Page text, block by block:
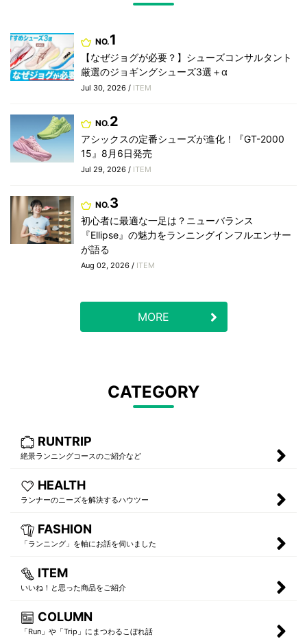
NO.1
【なぜジョグが必要？】シューズコンサルタント
厳選のジョギングシューズ3選＋α
Jul 30, 2026 / ITEM
NO.2
アシックスの定番シューズが進化！『GT-2000
15』8月6日発売
Jul 29, 2026 / ITEM
NO.3
初心者に最適な一足は？ニューバランス
『Ellipse』の魅力をランニングインフルエンサー
が語る
Aug 02, 2026 / ITEM
MORE
CATEGORY
RUNTRIP
絶景ランニングコースのご紹介など
HEALTH
ランナーのニーズを解決するハウツー
FASHION
「ランニング」を軸にお話を伺いました
ITEM
いいね！と思った商品をご紹介
COLUMN
「Run」や「Trip」にまつわるこぼれ話